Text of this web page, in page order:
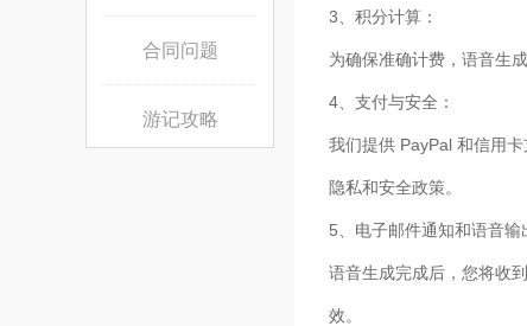
合同问题
游记攻略
3、积分计算：
为确保准确计费，语音生
4、支付与安全：
我们提供 PayPal 和信用
隐私和安全政策。
5、电子邮件通知和语音输
语音生成完成后，您将收
效。